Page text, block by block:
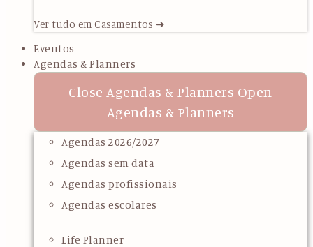
Ver tudo em Casamentos ➜
Eventos
Agendas & Planners
Close Agendas & Planners Open
Agendas & Planners
Agendas 2026/2027
Agendas sem data
Agendas profissionais
Agendas escolares
Life Planner